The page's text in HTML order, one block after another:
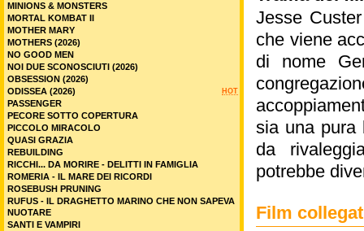
Jesse
che viene
di nome
sia una pura
da
potrebbe
Film
MINIONS & MONSTERS
MORTAL KOMBAT II
MOTHER MARY
MOTHERS (2026)
NO GOOD MEN
NOI DUE SCONOSCIUTI (2026)
OBSESSION (2026)
HOT
ODISSEA (2026)
PASSENGER
PECORE SOTTO COPERTURA
PICCOLO MIRACOLO
QUASI GRAZIA
REBUILDING
RICCHI... DA MORIRE - DELITTI IN FAMIGLIA
ROMERIA - IL MARE DEI RICORDI
ROSEBUSH PRUNING
RUFUS - IL DRAGHETTO MARINO CHE NON SAPEVA
NUOTARE
SANTI E VAMPIRI